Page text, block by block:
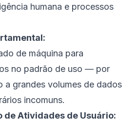
humana e processos
de máquina para
no padrão de uso — por
a grandes volumes de dados
incomuns.
de Atividades de Usuário: